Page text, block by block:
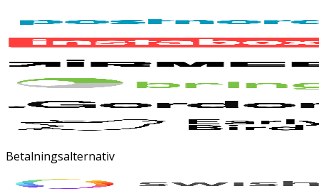
Betalningsalternativ